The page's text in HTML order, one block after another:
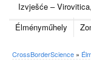
Izvješće –
Élményműhely
CrossBorderScience »